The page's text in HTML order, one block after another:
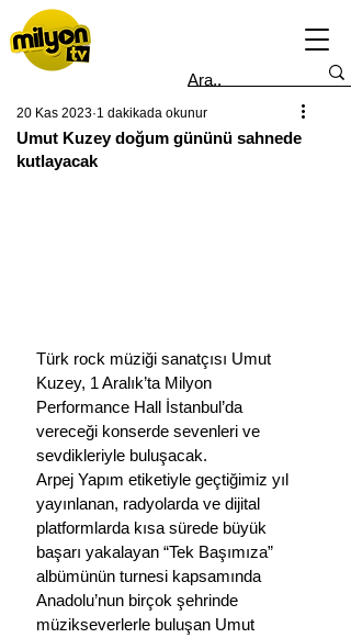
Umut Kuzey doğum gününü sahnede
kutlayacak
20 Kas 2023 1 dakikada okunur
Türk rock müziği sanatçısı Umut
Kuzey, 1 Aralık’ta Milyon
Performance Hall İstanbul’da
vereceği konserde sevenleri ve
sevdikleriyle buluşacak.
Arpej Yapım etiketiyle geçtiğimiz yıl
yayınlanan, radyolarda ve dijital
platformlarda kısa sürede büyük
başarı yakalayan “Tek Başımıza”
albümünün turnesi kapsamında
Anadolu’nun birçok şehrinde
müzikseverlerle buluşan Umut